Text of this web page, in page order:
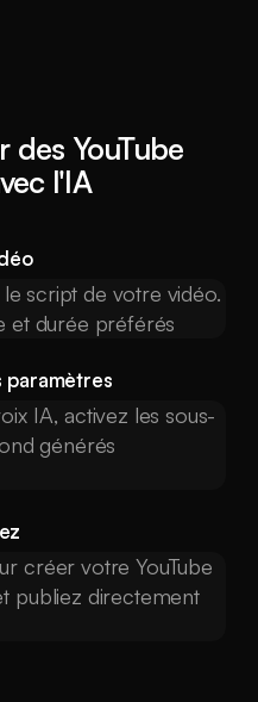
YouTube
l'IA
le script de votre vidéo.
et durée préférés
paramètres
IA, activez les sous-
générés
créer votre YouTube
publiez directement